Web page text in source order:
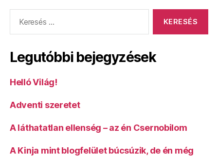
Legutóbbi bejegyzések
Helló Világ!
Adventi szeretet
A láthatatlan ellenség – az én Csernobilom
A Kinja mint blogfelület búcsúzik, de én még